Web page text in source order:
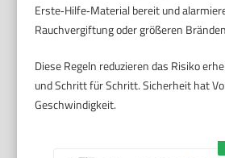
Erste‑Hilfe‑Material bereit und
Rauchvergiftung oder größeren
Diese Regeln reduzieren das Risiko
und Schritt für Schritt. Sicherheit hat
Geschwindigkeit.